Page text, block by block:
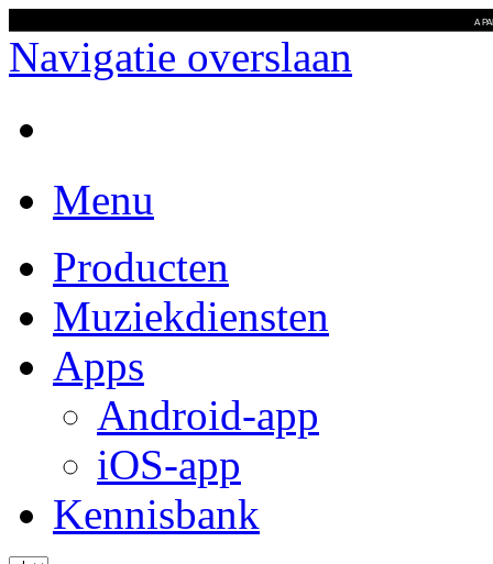
A
Navigatie overslaan
Menu
Producten
Muziekdiensten
Apps
Android-app
iOS-app
Kennisbank